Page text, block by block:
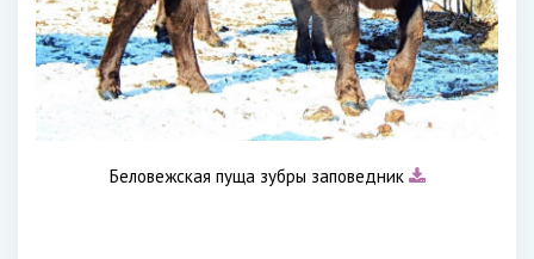
Беловежская пуща зубры заповедник